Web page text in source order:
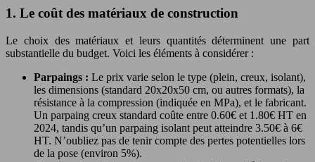
1. Le coût des matériaux de construction
Le choix des matériaux et leurs quantités déterminent une part
substantielle du budget. Voici les éléments à considérer :
Parpaings : Le prix varie selon le type (plein, creux, isolant),
les dimensions (standard 20x20x50 cm, ou autres formats), la
résistance à la compression (indiquée en MPa), et le fabricant.
Un parpaing creux standard coûte entre 0.60€ et 1.80€ HT en
2024, tandis qu’un parpaing isolant peut atteindre 3.50€ à 6€
HT. N’oubliez pas de tenir compte des pertes potentielles lors
de la pose (environ 5%).